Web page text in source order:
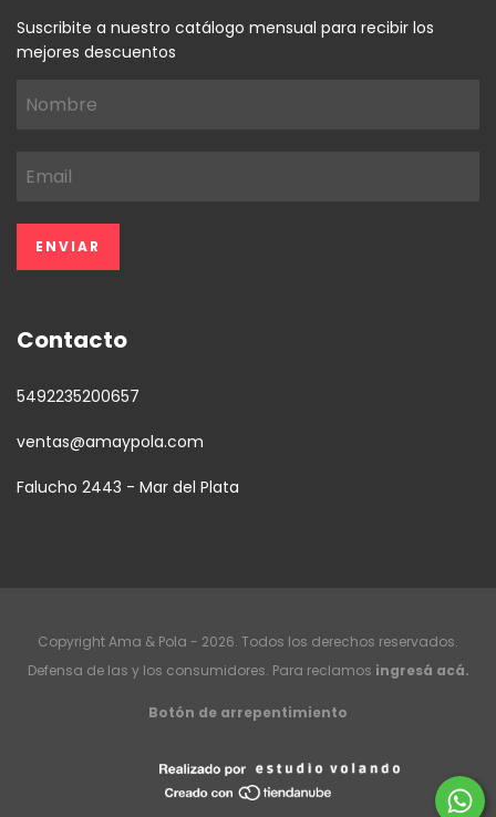
Suscribite a nuestro catálogo mensual para recibir los
mejores descuentos
Contacto
5492235200657
ventas@amaypola.com
Falucho 2443 - Mar del Plata
Copyright Ama & Pola - 2026. Todos los derechos reservados.
Defensa de las y los consumidores. Para reclamos ingresá acá.
Botón de arrepentimiento